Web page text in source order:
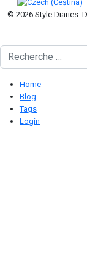
© 2026 Style Diaries.
Rechercher
Home
Blog
Tags
Login